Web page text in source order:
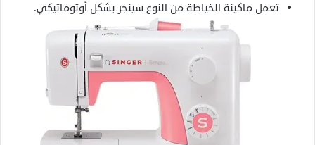
تعمل ماكينة الخياطة من النوع سينجر بشكل أوتوماتيكي.